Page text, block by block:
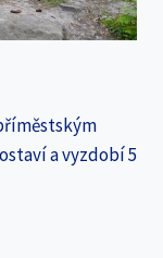
a vyzdobí 5